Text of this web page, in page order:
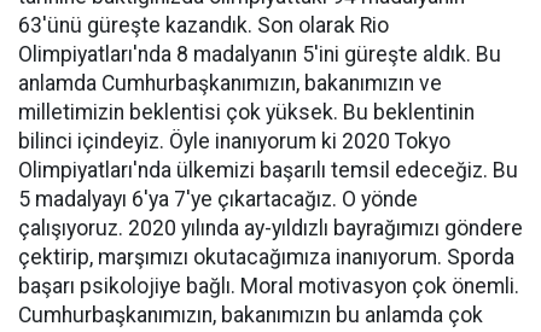
63'ünü güreşte kazandık. Son olarak Rio
Olimpiyatları'nda 8 madalyanın 5'ini güreşte aldık. Bu
anlamda Cumhurbaşkanımızın, bakanımızın ve
milletimizin beklentisi çok yüksek. Bu beklentinin
bilinci içindeyiz. Öyle inanıyorum ki 2020 Tokyo
Olimpiyatları'nda ülkemizi başarılı temsil edeceğiz. Bu
5 madalyayı 6'ya 7'ye çıkartacağız. O yönde
çalışıyoruz. 2020 yılında ay-yıldızlı bayrağımızı göndere
çektirip, marşımızı okutacağımıza inanıyorum. Sporda
başarı psikolojiye bağlı. Moral motivasyon çok önemli.
Cumhurbaşkanımızın, bakanımızın bu anlamda çok